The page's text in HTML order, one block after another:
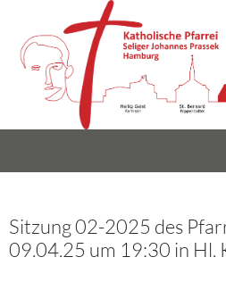
Sitzung 02-2025 des
09.04.25 um 19:30 in Hl.